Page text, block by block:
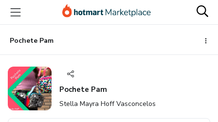
para
conteúdo
principal
para
pagamento
para
rodapé
Pochete Pam
Pochete Pam
Stella Mayra Hoff Vasconcelos